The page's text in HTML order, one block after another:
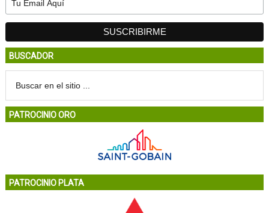
BUSCADOR
PATROCINIO ORO
PATROCINIO PLATA